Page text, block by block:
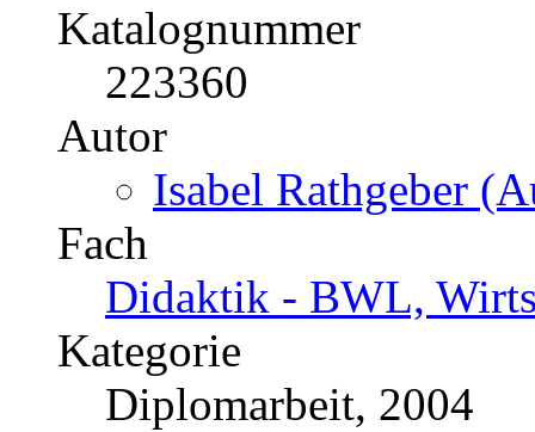
Katalognummer
223360
Autor
Isabel Rathgeber
Fach
Didaktik - BWL,
Kategorie
Diplomarbeit, 2004